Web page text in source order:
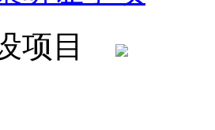
项目